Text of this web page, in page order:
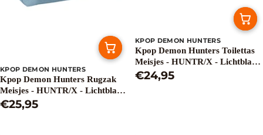
KPOP DEMON HUNTERS
Kpop Demon Hunters Rugzak
Meisjes - HUNTR/X - Lichtblauw
- Schooltas met Laptopvak - 42 x
30 x 10 cm
€25,95
KPOP DEMON HUNTERS
Kpop Demon Hunters Toilettas
Meisjes - HUNTR/X - Lichtblauw
- 30 x 25 x 10 cm
€24,95